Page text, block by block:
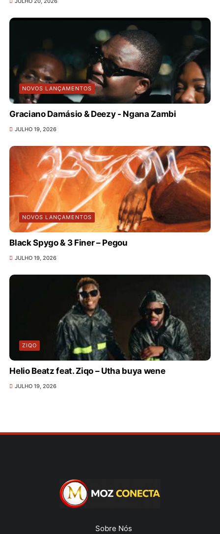
NOVOS LANÇAMENTOS
Graciano Damásio & Deezy - Ngana Zambi
JULHO 19, 2026
NOVOS LANÇAMENTOS
Black Spygo & 3 Finer – Pegou
JULHO 19, 2026
ZIQO
Helio Beatz feat. Ziqo – Utha buya wene
JULHO 19, 2026
Sobre Nós